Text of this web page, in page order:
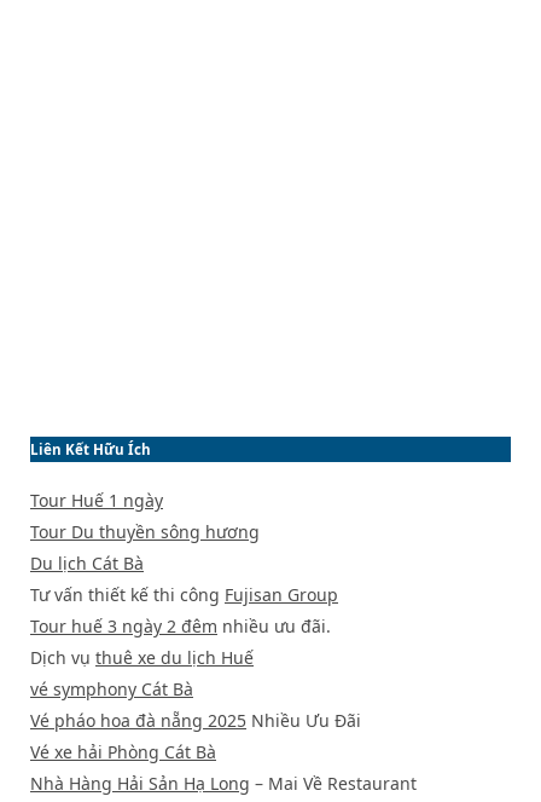
Liên Kết Hữu Ích
Tour Huế 1 ngày
Tour Du thuyền sông hương
Du lịch Cát Bà
Tư vấn thiết kế thi công Fujisan Group
Tour huế 3 ngày 2 đêm nhiều ưu đãi.
Dịch vụ thuê xe du lịch Huế
vé symphony Cát Bà
Vé pháo hoa đà nẵng 2025 Nhiều Ưu Đãi
Vé xe hải Phòng Cát Bà
Nhà Hàng Hải Sản Hạ Long – Mai Về Restaurant